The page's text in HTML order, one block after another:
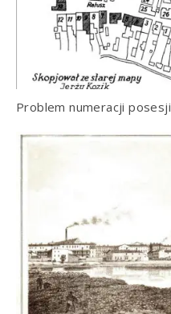
Problem numeracji